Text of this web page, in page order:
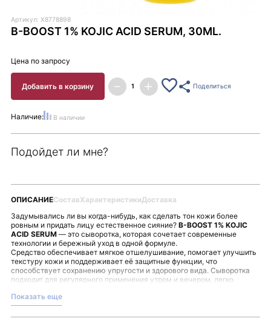
Артикул: X8778898
B-BOOST 1% KOJIC ACID SERUM, 30ML.
Цена по запросу
Добавить в корзину Поделиться
Наличие: В наличии
Подойдет ли мне?
ОПИСАНИЕСоставХарактеристикиДоставка
Задумывались ли вы когда-нибудь, как сделать тон кожи более
ровным и придать лицу естественное сияние? B-BOOST 1% KOJIC
ACID SERUM— это сыворотка, которая сочетает современные
технологии и бережный уход в одной формуле.
Средство обеспечивает мягкое отшелушивание, помогает улучшить
текстуру кожи и поддерживает её защитные функции, что
способствует сохранению упругости и здорового вида. Сыворотка
подходит для регулярного применения утром и вечером, легко
Основные особенности сыворотки:
Показать еще